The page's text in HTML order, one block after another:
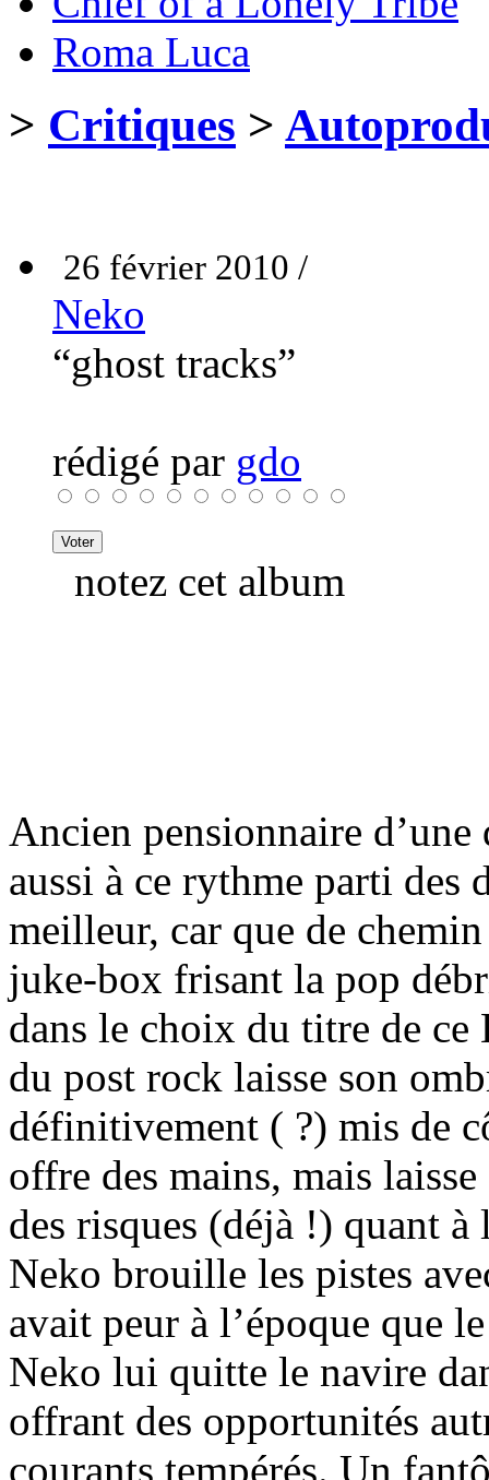
Roma Luca
> Critiques >
26 février 2010 /
Neko
“ghost tracks”
rédigé par gdo
notez cet album
Ancien pensionnaire
aussi à ce rythme parti
meilleur, car que de
juke-box frisant la pop
dans le choix du titre de ce
du post rock laisse son
définitivement ( ?) mis de
offre des mains, mais
des risques (déjà !) quant à
Neko brouille les pistes
avait peur à l’époque que
Neko lui quitte le navire
offrant des opportunités
courants tempérés. Un